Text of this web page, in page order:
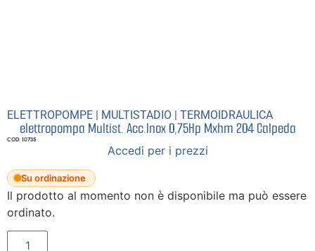
ELETTROPOMPE | MULTISTADIO | TERMOIDRAULICA
elettropompa Multist. Acc.Inox 0,75Hp Mxhm 204 Calpeda
COD: 10735
Accedi per i prezzi
Su ordinazione
Il prodotto al momento non è disponibile ma può essere
ordinato.